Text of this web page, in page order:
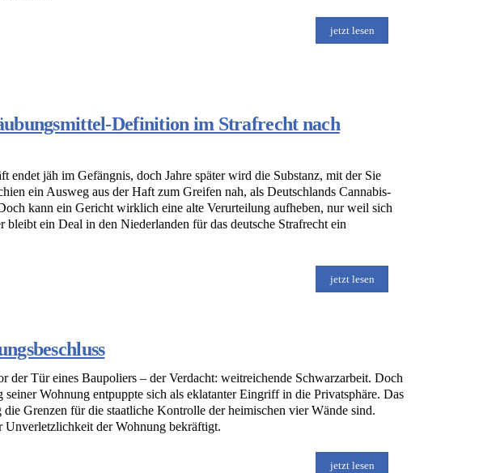
jetzt lesen
Definition im Strafrecht nach
endet jäh im Gefängnis, doch Jahre später wird die Substanz, mit der Sie
ein Ausweg aus der Haft zum Greifen nah, als Deutschlands Cannabis-
kann ein Gericht wirklich eine alte Verurteilung aufheben, nur weil sich
ein Deal in den Niederlanden für das deutsche Strafrecht ein
jetzt lesen
der Tür eines Baupoliers – der Verdacht: weitreichende Schwarzarbeit. Doch
Wohnung entpuppte sich als eklatanter Eingriff in die Privatsphäre. Das
Grenzen für die staatliche Kontrolle der heimischen vier Wände sind.
der Wohnung bekräftigt.
jetzt lesen